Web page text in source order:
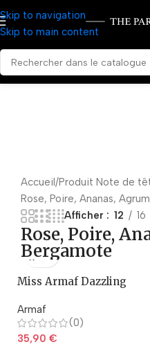
Skip to navigation
Skip to main content
Accueil Produit Note de
Rose, Poire, Ananas,
Afficher
12 16
Rose, Poire,
Bergamote
Miss Armaf Dazzling
Armaf
(0)
35,90 €